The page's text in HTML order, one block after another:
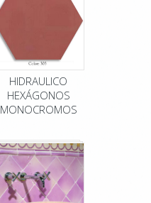
HIDRAULICO
HEXÁGONOS
MONOCROMOS